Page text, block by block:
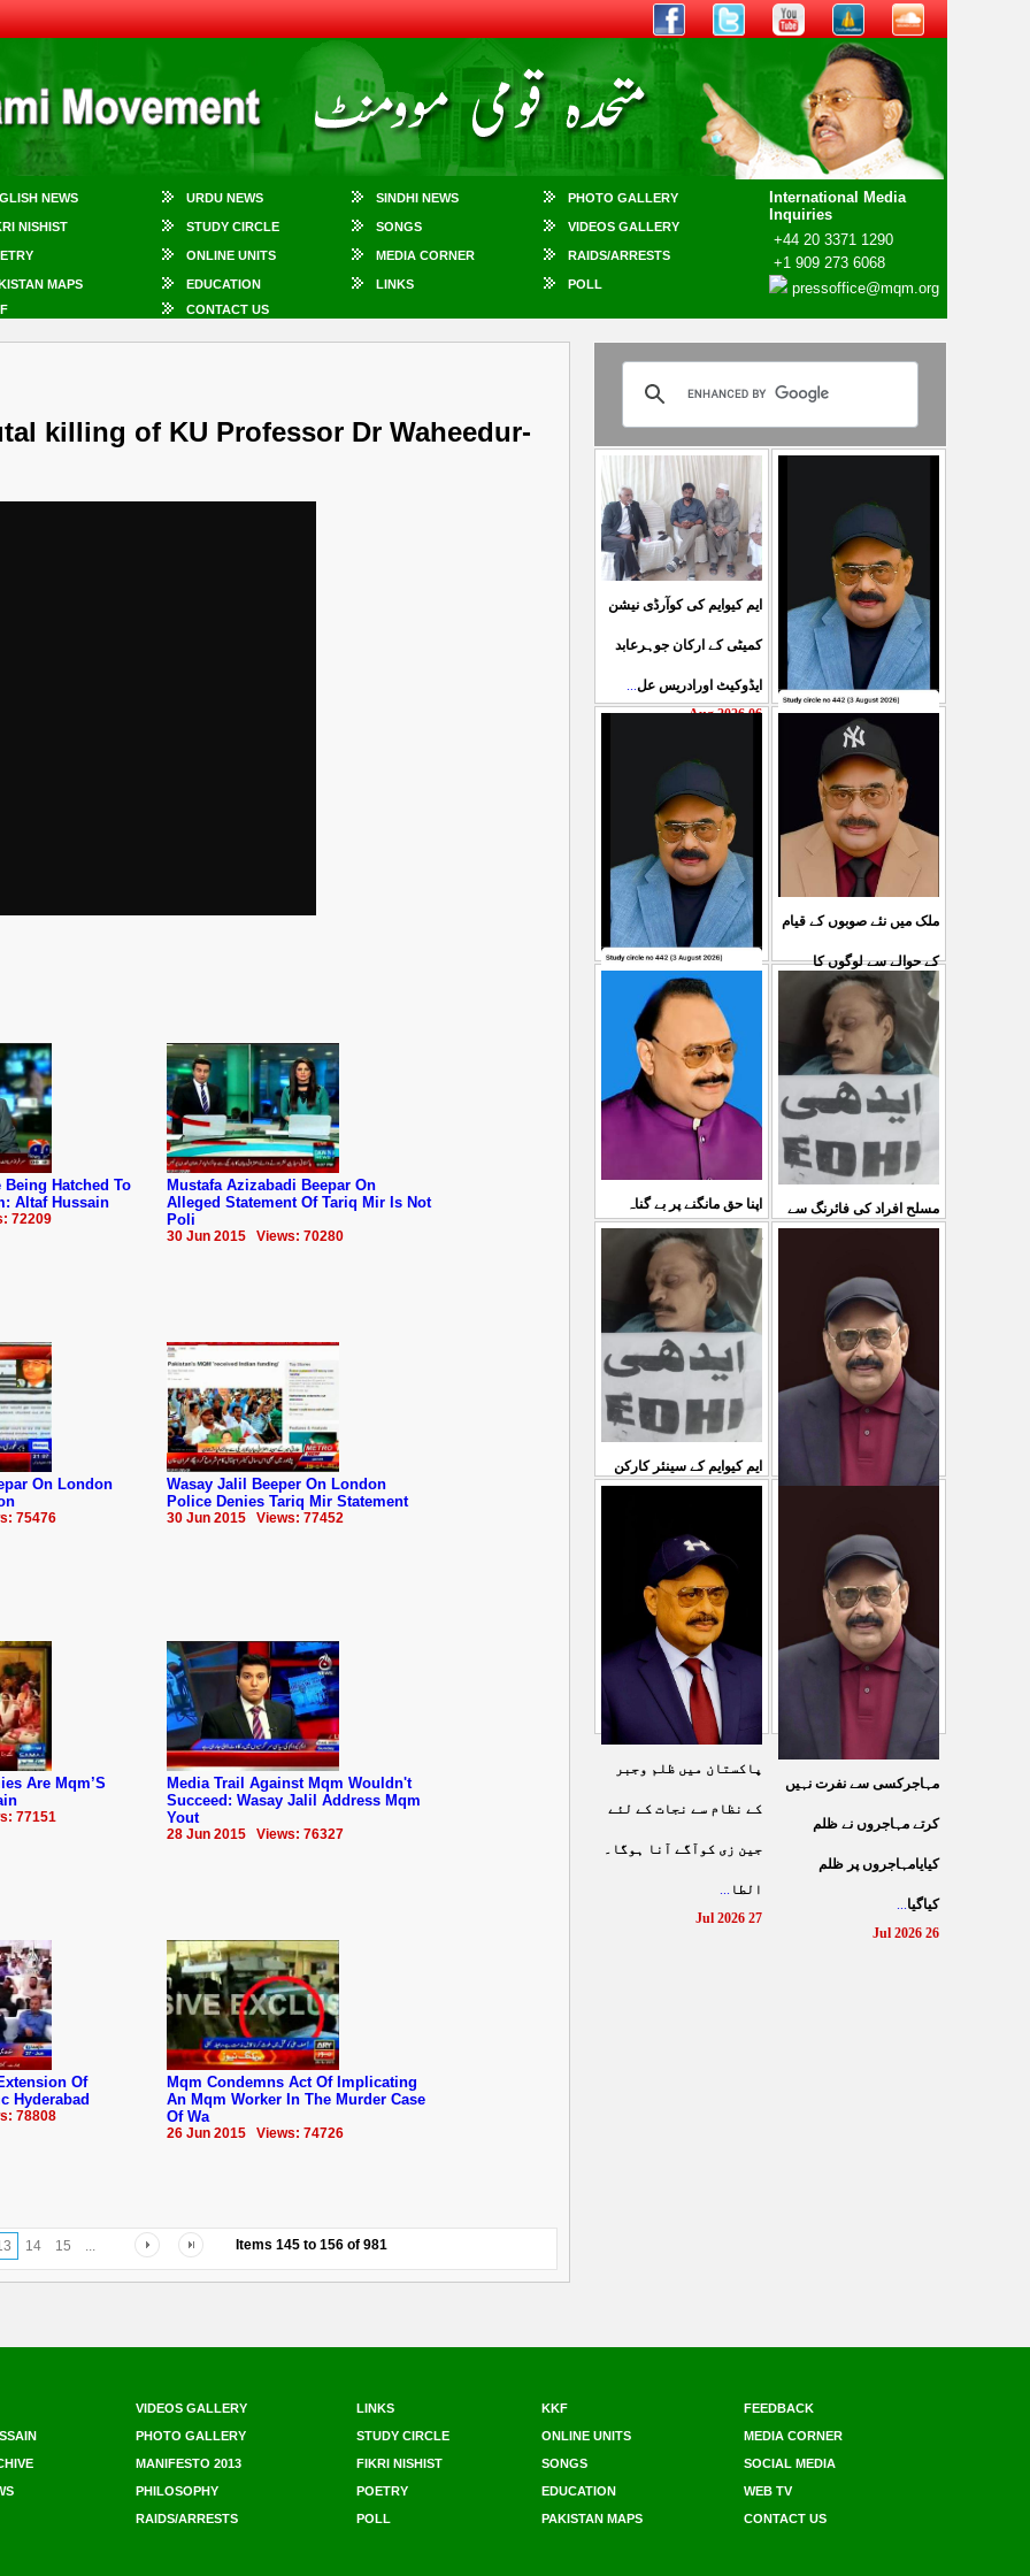
NEWS URDU NEWS SINDHI NEWS PHOTO GALLERY
International Media
Inquiries
+44 20 3371 1290
+1 909 273 6068
pressoffice@mqm.org
NISHIST STUDY CIRCLE SONGS VIDEOS GALLERY
ONLINE UNITS MEDIA CORNER RAIDS/ARRESTS
MAPS EDUCATION LINKS
POLL
CONTACT US
killing of KU Professor Dr Waheedur-
Hatched To
Altaf Hussain
72209
Mustafa Azizabadi Beepar On
Alleged Statement Of Tariq Mir Is Not
Poli
30 Jun 2015 Views: 70280
On London
75476
Wasay Jalil Beeper On London
Police Denies Tariq Mir Statement
30 Jun 2015 Views: 77452
Are Mqm’S
77151
Media Trail Against Mqm Wouldn't
Succeed: Wasay Jalil Address Mqm
Yout
28 Jun 2015 Views: 76327
Of
‪Hyderabad
78808
Mqm Condemns Act Of Implicating
An Mqm Worker In The Murder Case
Of Wa
26 Jun 2015 Views: 74726
14 15 ... Items 145 to 156 of 981
ایم کیوایم کی کوآرڈی نیشن
کمیٹی کے ارکان جوہرعابد
ایڈوکیٹ اورادریس عل...
06 Aug 2026
حکومت پاکستان کی جانب
سے آزادکشمیرالیکشن کی
صحیح رپورٹنگ کرنے والے
...
کشمیرکا کونہ کونہ لہو
لہو ہے لیکن حکومت کواس
کی کوئی پرواہ نہیں ہے
04 Aug 2026
ملک میں نئے صوبوں کے قیام
کے حوالے سے لوگوں کا
مطالبہ بالکل درست ہے۔ ا
03 Aug 2026
اپنا حق مانگنے پر بے گناہ
کشمیریوں کو گولیاں مارکر
شہ رگ کوکاٹ دیا گی
31 Jul 2026
مسلح افراد کی فائرنگ سے
سمیع الدین رحمانی ک
ایم کیوایم کے سینئر کارکن
شہادت پر متحدہ قومی
سے ہولی کھیلنابند کی جائے،
الطاف حسین...
پاکستان میں ظلم وجبر
کے نظام سے نجات کے لئے
جین زی کوآگے آنا ہوگا۔
الطا ...
27 Jul 2026
مہاجرکسی سے نفرت نہیں
کرتے مہاجروں نے ظلم
کیایامہاجروں پر ظلم
کیاگیا...
26 Jul 2026
VIDEOS GALLERY LINKS KKF
FEEDBACK
PHOTO GALLERY STUDY CIRCLE ONLINE UNITS
MEDIA CORNER
MANIFESTO 2013 FIKRI NISHIST SONGS
SOCIAL MEDIA
PHILOSOPHY POETRY EDUCATION
WEB TV
RAIDS/ARRESTS POLL PAKISTAN MAPS CONTACT US